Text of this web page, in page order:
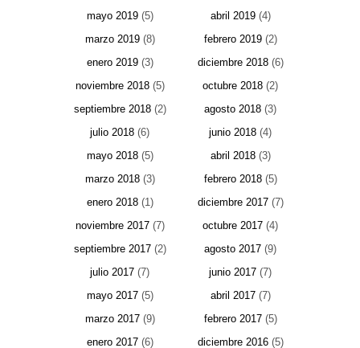
mayo 2019(5) abril 2019(4)
marzo 2019(8) febrero 2019(2)
enero 2019(3) diciembre 2018(6)
noviembre 2018(5) octubre 2018 (2)
septiembre 2018(2) agosto 2018 (3)
julio 2018 (6) junio 2018 (4)
mayo 2018(5) abril 2018(3)
marzo 2018(3) febrero 2018(5)
enero 2018(1) diciembre 2017(7)
noviembre 2017(7) octubre 2017 (4)
septiembre 2017(2) agosto 2017 (9)
julio 2017 (7) junio 2017 (7)
mayo 2017(5) abril 2017(7)
marzo 2017(9) febrero 2017(5)
enero 2017(6) diciembre 2016(5)